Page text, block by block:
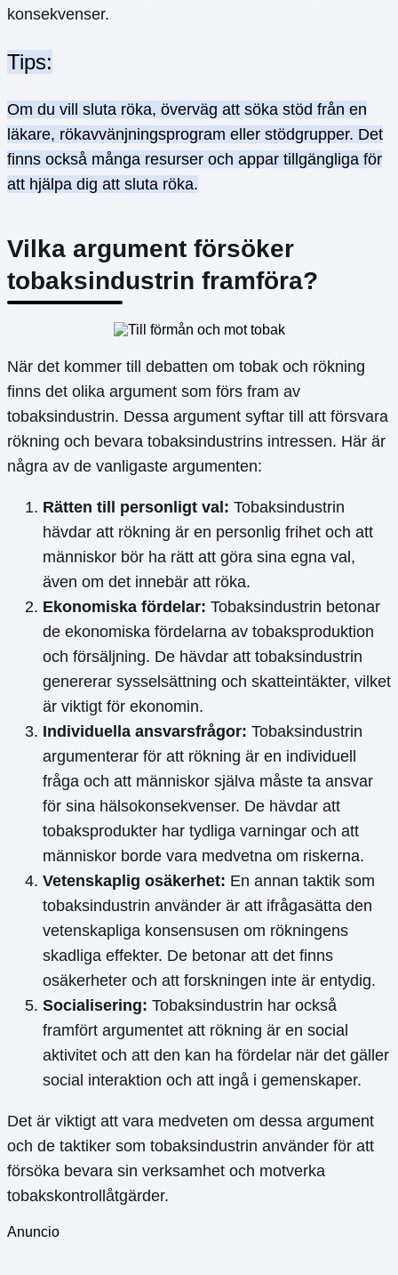
konsekvenser.
Tips:
Om du vill sluta röka, överväg att söka stöd från en
läkare, rökavvänjningsprogram eller stödgrupper. Det
finns också många resurser och appar tillgängliga för
att hjälpa dig att sluta röka.
Vilka argument försöker
tobaksindustrin framföra?
När det kommer till debatten om tobak och rökning
finns det olika argument som förs fram av
tobaksindustrin. Dessa argument syftar till att försvara
rökning och bevara tobaksindustrins intressen. Här är
några av de vanligaste argumenten:
Rätten till personligt val: Tobaksindustrin
hävdar att rökning är en personlig frihet och att
människor bör ha rätt att göra sina egna val,
även om det innebär att röka.
Ekonomiska fördelar: Tobaksindustrin betonar
de ekonomiska fördelarna av tobaksproduktion
och försäljning. De hävdar att tobaksindustrin
genererar sysselsättning och skatteintäkter, vilket
är viktigt för ekonomin.
Individuella ansvarsfrågor: Tobaksindustrin
argumenterar för att rökning är en individuell
fråga och att människor själva måste ta ansvar
för sina hälsokonsekvenser. De hävdar att
tobaksprodukter har tydliga varningar och att
människor borde vara medvetna om riskerna.
Vetenskaplig osäkerhet: En annan taktik som
tobaksindustrin använder är att ifrågasätta den
vetenskapliga konsensusen om rökningens
skadliga effekter. De betonar att det finns
osäkerheter och att forskningen inte är entydig.
Socialisering: Tobaksindustrin har också
framfört argumentet att rökning är en social
aktivitet och att den kan ha fördelar när det gäller
social interaktion och att ingå i gemenskaper.
Det är viktigt att vara medveten om dessa argument
och de taktiker som tobaksindustrin använder för att
försöka bevara sin verksamhet och motverka
tobakskontrollåtgärder.
Anuncio